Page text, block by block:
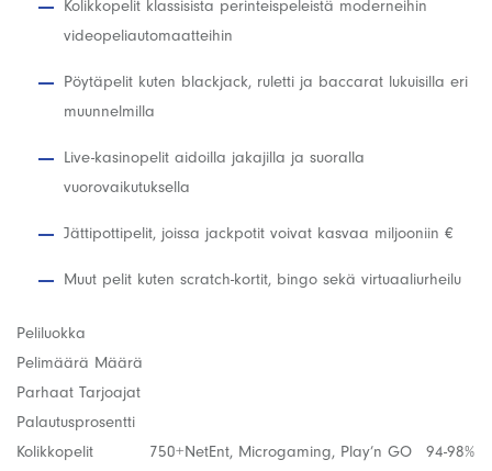
Kolikkopelit klassisista perinteispeleistä moderneihin
videopeliautomaatteihin
Pöytäpelit kuten blackjack, ruletti ja baccarat lukuisilla eri
muunnelmilla
Live-kasinopelit aidoilla jakajilla ja suoralla
vuorovaikutuksella
Jättipottipelit, joissa jackpotit voivat kasvaa miljooniin €
Muut pelit kuten scratch-kortit, bingo sekä virtuaaliurheilu
Peliluokka
Pelimäärä Määrä
Parhaat Tarjoajat
Palautusprosentti
Kolikkopelit
750+NetEnt, Microgaming, Play’n GO
94-98%